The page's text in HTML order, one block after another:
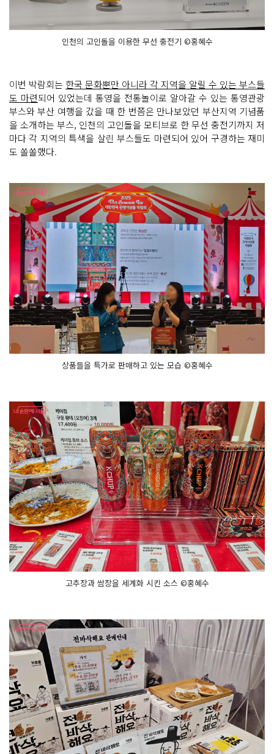
인천의 고인돌을 이용한 무선 충전기 ©홍혜수
이번 박람회는 한국 문화뿐만 아니라 각 지역을 알릴 수 있는 부스들
도 마련되어 있었는데 통영을 전통놀이로 알아갈 수 있는 통영관광
부스와 부산 여행을 갔을 때 한 번쯤은 만나보았던 부산지역 기념품
을 소개하는 부스, 인천의 고인돌을 모티브로 한 무선 충전기까지 저
마다 각 지역의 특색을 살린 부스들도 마련되어 있어 구경하는 재미
도 쏠쏠했다.
상품들을 특가로 판매하고 있는 모습 ©홍혜수
고추장과 쌈장을 세계화 시킨 소스 ©홍혜수